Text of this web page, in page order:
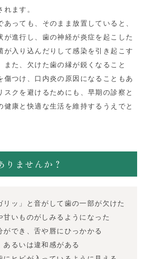
ます。
あっても、そのまま放置していると、
が進行し、歯の神経が炎症を起こした
が入り込んだりして感染を引き起こす
また、欠けた歯の縁が鋭くなること
傷つけ、口内炎の原因になることもあ
スクを避けるためにも、早期の診察と
健康と快適な生活を維持するうえでと
りませんか？
リッ」と音がして歯の一部が欠けた
甘いものがしみるようになった
ができ、舌や唇にひっかかる
あるいは違和感がある